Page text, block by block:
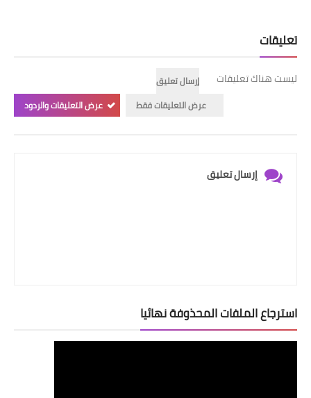
تعليقات
ليست هناك تعليقات
إرسال تعليق
عرض التعليقات فقط
عرض التعليقات والردود
إرسال تعليق
استرجاع الملفات المحذوفة نهائيا